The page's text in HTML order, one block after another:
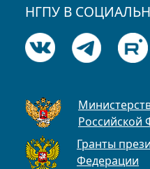
НГПУ В
Российской
Гранты
Федерации